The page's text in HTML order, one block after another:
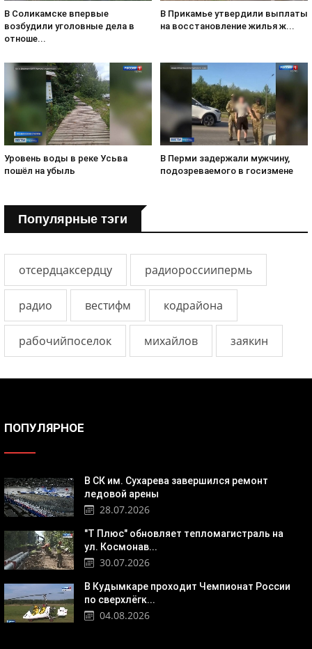
В Соликамске впервые
возбудили уголовные дела в
отноше...
В Прикамье утвердили выплаты
на восстановление жилья ж...
Уровень воды в реке Усьва
пошёл на убыль
В Перми задержали мужчину,
подозреваемого в госизмене
Популярные тэги
отсердцаксердцу радиороссиипермь
радио вестифм кодрайона
рабочийпоселок михайлов заякин
ПОПУЛЯРНОЕ
В СК им. Сухарева завершился ремонт
ледовой арены
28.07.2026
"Т Плюс" обновляет тепломагистраль на
ул. Космонав...
30.07.2026
В Кудымкаре проходит Чемпионат России
по сверхлёгк...
04.08.2026